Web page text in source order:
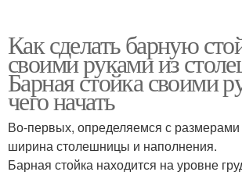
Как сделать барную
своими руками из
Барная стойка своими
чего начать
Во-первых, определяемся с размерами
ширина столешницы и наполнения.
Барная стойка находится на уровне